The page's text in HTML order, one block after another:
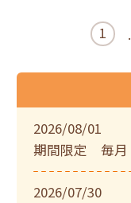
1
2026/08/01
期間限定 毎月
2026/07/30